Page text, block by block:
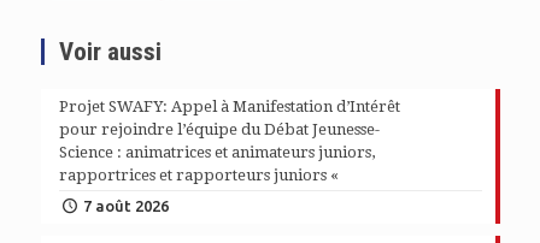
Voir aussi
Projet SWAFY: Appel à Manifestation d’Intérêt
pour rejoindre l’équipe du Débat Jeunesse-
Science : animatrices et animateurs juniors,
rapportrices et rapporteurs juniors «
7 août 2026